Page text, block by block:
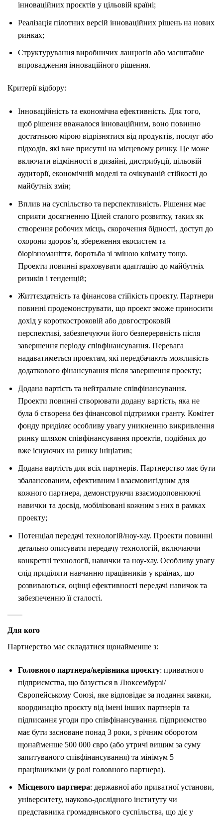
інноваційних проєктів у цільовій країні;
Реалізація пілотних версій інноваційних рішень на нових
ринках;
Структурування виробничих ланцюгів або масштабне
впровадження інноваційного рішення.
Критерії відбору:
Інноваційність та економічна ефективність. Для того,
щоб рішення вважалося інноваційним, воно повинно
достатньою мірою відрізнятися від продуктів, послуг або
підходів, які вже присутні на місцевому ринку. Це може
включати відмінності в дизайні, дистрибуції, цільовій
аудиторії, економічній моделі та очікуваній стійкості до
майбутніх змін;
Вплив на суспільство та перспективність. Рішення має
сприяти досягненню Цілей сталого розвитку, таких як
створення робочих місць, скорочення бідності, доступ до
охорони здоров’я, збереження екосистем та
біорізноманіття, боротьба зі зміною клімату тощо.
Проекти повинні враховувати адаптацію до майбутніх
ризиків і тенденцій;
Життєздатність та фінансова стійкість проєкту. Партнери
повинні продемонструвати, що проект зможе приносити
дохід у короткостроковій або довгостроковій
перспективі, забезпечуючи його безперервність після
завершення періоду співфінансування. Перевага
надаватиметься проектам, які передбачають можливість
додаткового фінансування після завершення проекту;
Додана вартість та нейтральне співфінансування.
Проекти повинні створювати додану вартість, яка не
була б створена без фінансової підтримки гранту. Комітет
фонду приділяє особливу увагу уникненню викривлення
ринку шляхом співфінансування проектів, подібних до
вже існуючих на ринку ініціатив;
Додана вартість для всіх партнерів. Партнерство має бути
збалансованим, ефективним і взаємовигідним для
кожного партнера, демонструючи взаємодоповнюючі
навички та досвід, мобілізовані кожним з них в рамках
проекту;
Потенціал передачі технологій/ноу-хау. Проекти повинні
детально описувати передачу технологій, включаючи
конкретні технології, навички та ноу-хау. Особливу увагу
слід приділяти навчанню працівників у країнах, що
розвиваються, оцінці ефективності передачі навичок та
забезпеченню її сталості.
Для кого
Партнерство має складатися щонайменше з:
Головного партнера/керівника проєкту: приватного
підприємства, що базується в Люксембурзі/
Європейському Союзі, яке відповідає за подання заявки,
координацію проєкту від імені інших партнерів та
підписання угоди про співфінансування. підприємство
має бути засноване понад 3 роки, з річним оборотом
щонайменше 500 000 євро (або утричі вищим за суму
запитуваного співфінансування) та мінімум 5
працівниками (у ролі головного партнера).
Місцевого партнера: державної або приватної установи,
університету, науково-дослідного інституту чи
представника громадянського суспільства, що діє у